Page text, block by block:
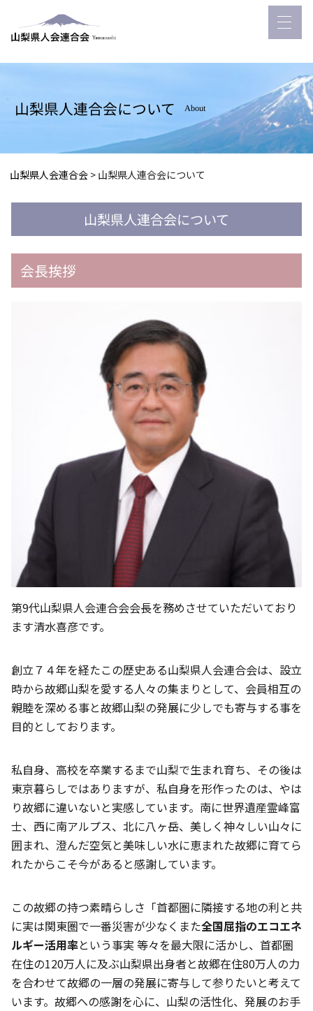
山梨県人連合会について About
山梨県人会連合会 > 山梨県人連合会について
山梨県人連合会について
会長挨拶
第9代山梨県人会連合会会長を務めさせていただいており
ます清水喜彦です。
創立７４年を経たこの歴史ある山梨県人会連合会は、設立
時から故郷山梨を愛する人々の集まりとして、会員相互の
親睦を深める事と故郷山梨の発展に少しでも寄与する事を
目的としております。
私自身、高校を卒業するまで山梨で生まれ育ち、その後は
東京暮らしではありますが、私自身を形作ったのは、やは
り故郷に違いないと実感しています。南に世界遺産霊峰富
士、西に南アルプス、北に八ヶ岳、美しく神々しい山々に
囲まれ、澄んだ空気と美味しい水に恵まれた故郷に育てら
れたからこそ今があると感謝しています。
この故郷の持つ素晴らしさ「首都圏に隣接する地の利と共
に実は関東圏で一番災害が少なくまた全国屈指のエコエネ
ルギー活用率という事実 等々を最大限に活かし、首都圏
在住の120万人に及ぶ山梨県出身者と故郷在住80万人の力
を合わせて故郷の一層の発展に寄与して参りたいと考えて
います。故郷への感謝を心に、山梨の活性化、発展のお手